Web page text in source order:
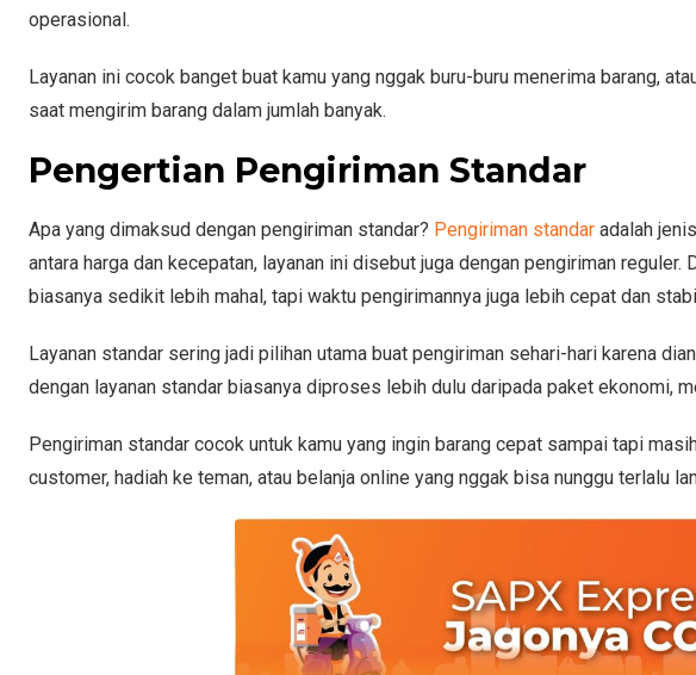
operasional.
Layanan ini cocok banget buat kamu yang nggak buru-buru menerima barang,
saat mengirim barang dalam jumlah banyak.
Pengertian Pengiriman Standar
Apa yang dimaksud dengan pengiriman standar? Pengiriman standar adalah
antara harga dan kecepatan, layanan ini disebut juga dengan pengiriman
biasanya sedikit lebih mahal, tapi waktu pengirimannya juga lebih cepat dan
Layanan standar sering jadi pilihan utama buat pengiriman sehari-hari karena
dengan layanan standar biasanya diproses lebih dulu daripada paket ekonomi,
Pengiriman standar cocok untuk kamu yang ingin barang cepat sampai tapi
customer, hadiah ke teman, atau belanja online yang nggak bisa nunggu terlalu